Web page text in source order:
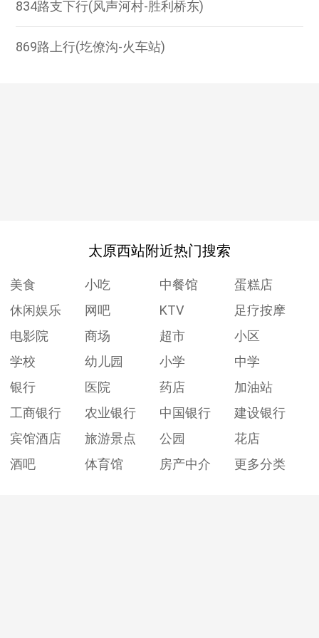
834路支下行(风声河村-胜利桥东)
869路上行(圪僚沟-火车站)
太原西站附近热门搜索
美食 小吃 中餐馆
蛋糕店
休闲娱乐
网吧 KTV
足疗按摩
电影院
商场 超市
小区
学校
幼儿园 小学
中学
银行
医院 药店
加油站
工商银行
农业银行 中国银行
建设银行
宾馆酒店
旅游景点 公园
花店
酒吧
体育馆 房产中介 更多分类